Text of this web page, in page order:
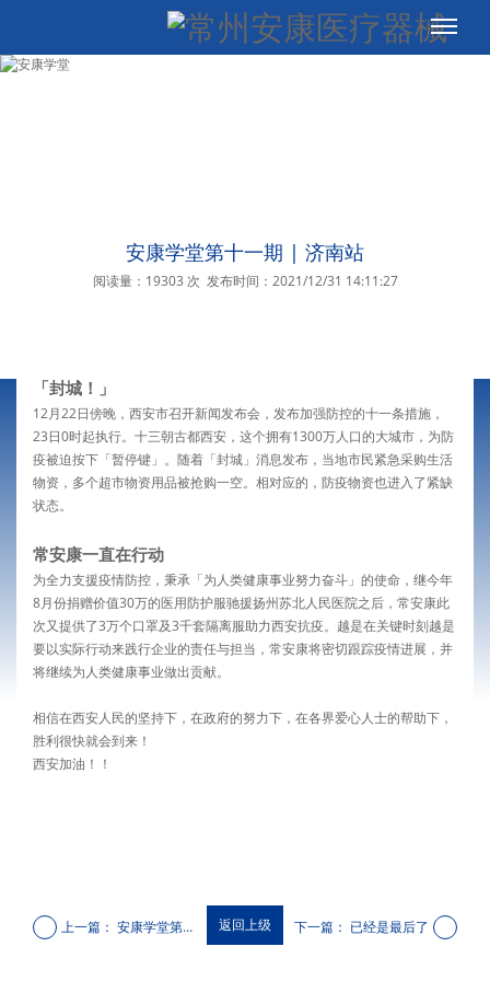
安康学堂第十一期 | 济南站
阅读量：19303 次 发布时间：2021/12/31 14:11:27
「封城！」
12月22日傍晚，西安市召开新闻发布会，发布加强防控的十一条措施，
23日0时起执行。十三朝古都西安，这个拥有1300万人口的大城市，为防
疫被迫按下「暂停键」。随着「封城」消息发布，当地市民紧急采购生活
物资，多个超市物资用品被抢购一空。相对应的，防疫物资也进入了紧缺
状态。
常安康一直在行动
为全力支援疫情防控，秉承「为人类健康事业努力奋斗」的使命，继今年
8月份捐赠价值30万的医用防护服驰援扬州苏北人民医院之后，常安康此
次又提供了3万个口罩及3千套隔离服助力西安抗疫。越是在关键时刻越是
要以实际行动来践行企业的责任与担当，常安康将密切跟踪疫情进展，并
将继续为人类健康事业做出贡献。
相信在西安人民的坚持下，在政府的努力下，在各界爱心人士的帮助下，
胜利很快就会到来！
西安加油！！
上一篇： 安康学堂第十 下一篇： 已经是最后了
返回上级